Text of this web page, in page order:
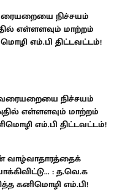
நிச்சயம்
எள்ளளவும் மாற்றம்
எம்.பி திட்டவட்டம்!
நிச்சயம்
எள்ளளவும் மாற்றம்
எம்.பி திட்டவட்டம்!
வாழ்வாதாரத்தைக்
: த.வெ.க
கனிமொழி எம்.பி!